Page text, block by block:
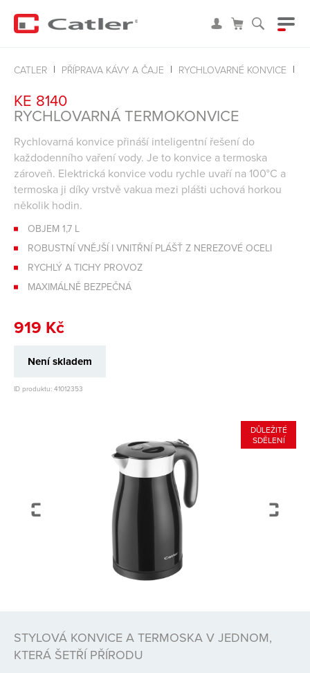
CATLER PŘÍPRAVA KÁVY A ČAJE RYCHLOVARNÉ KONVICE
DŮLEŽITÉ
SDĚLENÍ
KE 8140
RYCHLOVARNÁ TERMOKONVICE
Rychlovarná konvice přináší inteligentní řešení do
každodenního vaření vody. Je to konvice a termoska
zároveň. Elektrická konvice vodu rychle uvaří na 100°C a
termoska ji díky vrstvě vakua mezi plášti uchová horkou
několik hodin.
OBJEM 1,7 L
ROBUSTNÍ VNĚJŠÍ I VNITŘNÍ PLÁŠŤ Z NEREZOVÉ OCELI
RYCHLÝ A TICHY PROVOZ
MAXIMÁLNĚ BEZPEČNÁ
919 Kč
Není skladem
ID produktu: 41012353
STYLOVÁ KONVICE A TERMOSKA V JEDNOM,
KTERÁ ŠETŘÍ PŘÍRODU